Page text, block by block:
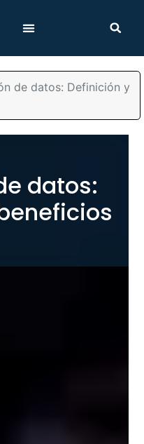
de datos: Definición y
datos: